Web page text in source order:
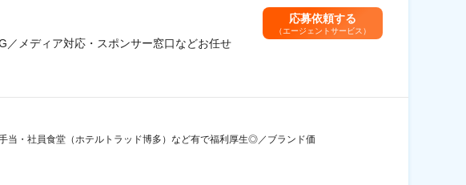
／メディア対応・スポンサー窓口などお任せ
応募依頼する
（エージェントサービス）
・社員食堂（ホテルトラッド博多）など有で福利厚生◎／ブランド価